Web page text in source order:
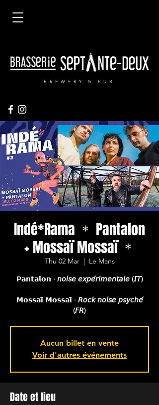
BREWERY & PUB
Indé*Rama ＊ Pantalon
+ Mossaï Mossaï ＊
Thu 02 Mar
  |
Le Mans
𝗣𝗮𝗻𝘁𝗮𝗹𝗼𝗻 ∙ 𝘯𝘰𝘪𝘴𝘦 𝘦𝘹𝘱𝘦́𝘳𝘪𝘮𝘦𝘯𝘵𝘢𝘭𝘦 (𝘐𝘛)
𝗠𝗼𝘀𝘀𝗮𝗶̈ 𝗠𝗼𝘀𝘀𝗮𝗶̈ ∙ 𝘙𝘰𝘤𝘬 𝘯𝘰𝘪𝘴𝘦 𝘱𝘴𝘺𝘤𝘩𝘦́
(𝘍𝘙)
Aucun billet en vente
Voir d'autres événements
Date et lieu